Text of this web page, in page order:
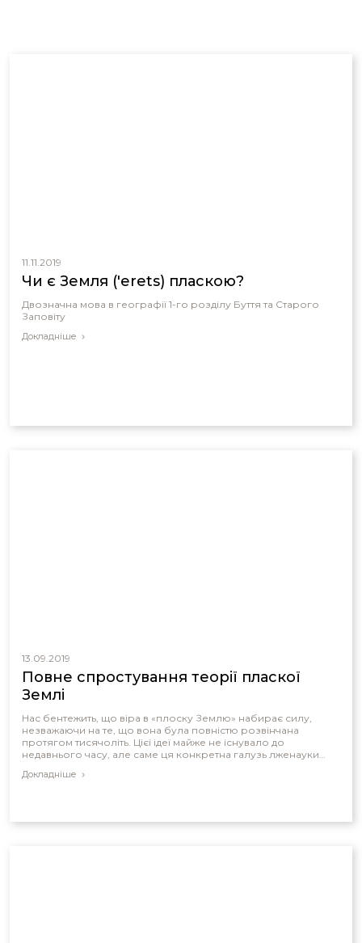
11.11.2019
Чи є Земля ('erets) пласкою?
Двозначна мова в географії 1-го розділу Буття та Старого
Заповіту
Докладніше
13.09.2019
Повне спростування теорії пласкої
Землі
Нас бентежить, що віра в «плоску Землю» набирає силу,
незважаючи на те, що вона була повністю розвінчана
протягом тисячоліть. Цієї ідеї майже не існувало до
недавнього часу, але саме ця конкретна галузь лженауки
Докладніше